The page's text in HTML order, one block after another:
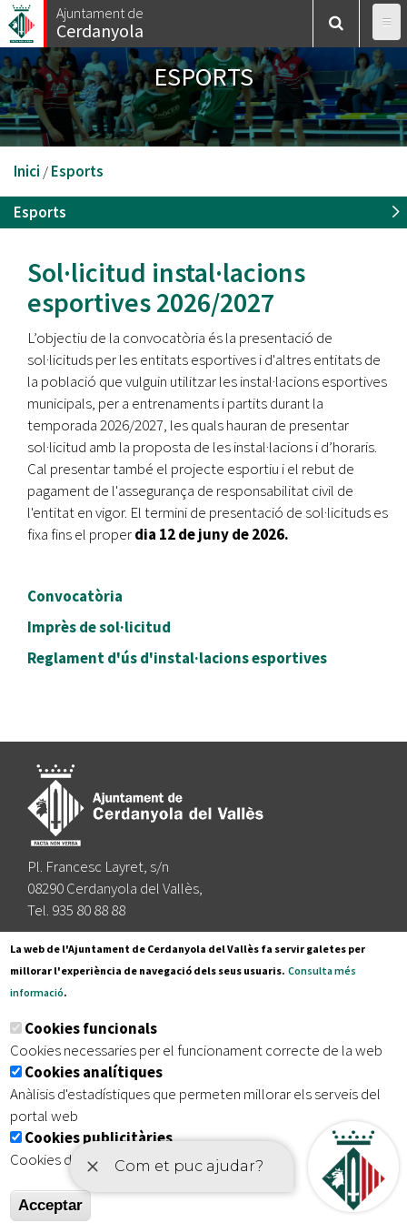
Vés
al
contingut
Ajuntament de
Cerdanyola
ESPORTS
Esteu
aquí
Inici /Esports
Esports
Sol·licitud instal·lacions
esportives 2026/2027
L’objectiu de la convocatòria és la presentació de
sol·licituds per les entitats esportives i d'altres entitats de
la població que vulguin utilitzar les instal·lacions esportives
municipals, per a entrenaments i partits durant la
temporada 2026/2027, les quals hauran de presentar
sol·licitud amb la proposta de les instal·lacions i d’horaris.
Cal presentar també el projecte esportiu i el rebut de
pagament de l'assegurança de responsabilitat civil de
l'entitat en vigor. El termini de presentació de sol·licituds es
fixa fins el properdia 12 de juny de 2026.
Convocatòria
Imprès de sol·licitud
Reglament d'ús d'instal·lacions esportives
Pl. Francesc Layret, s/n
08290 Cerdanyola del Vallès,
Tel. 935 80 88 88
Segueix-nos a:
Subscriu-te al nostre butlletí
Inici | Avís legal | Protecció de dades
| Accessibilitat
La web de l'Ajuntament de Cerdanyola del Vallès fa servir galetes per
millorar l'experiència de navegació dels seus usuaris. Consulta més
informació.
Cookies funcionals
Cookies necessaries per el funcionament correcte de la web
Cookies analítiques
Anàlisis d'estadístiques que permeten millorar els serveis del
portal web
Cookies publicitàries
Cookies de tercers amb finalitat publicitària
Acceptar